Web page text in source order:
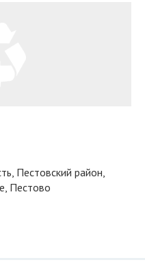
Пестовский район,
Пестово